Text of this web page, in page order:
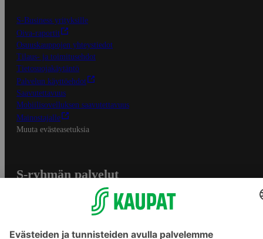
S-Business yrityksille
Oiva-raportit
Osuuskauppojen yhteystiedot
Tilaus- ja toimitusehdot
Tietosuojakäytäntö
Palvelun käyttöehdot
Saavutettavuus
Mobiilisovelluksen saavutettavuus
Mainostajalle
Muuta evästeasetuksia
S-ryhmän palvelut
Yhteishyvä Ruoka -sovellus